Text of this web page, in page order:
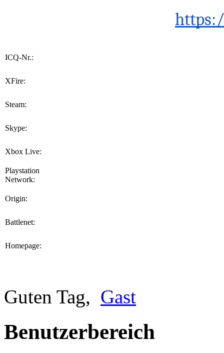
ICQ-Nr.:
XFire:
Steam:
Skype:
Xbox Live:
Playstation
Network:
Origin:
Battlenet:
Homepage:
Guten Tag, Gast
Benutzerbereich